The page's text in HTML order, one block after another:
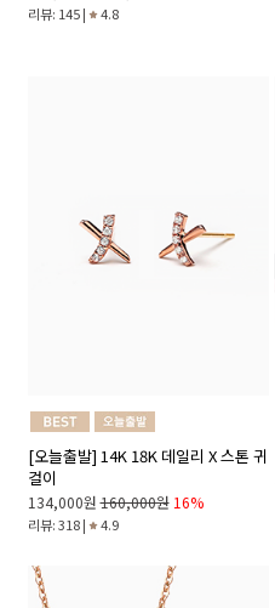
리뷰: 145 | 4.8
[오늘출발] 14K 18K 데일리 X 스톤 귀
걸이
134,000원 160,000원 16%
리뷰: 318 | 4.9